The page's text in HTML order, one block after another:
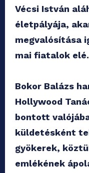
Vécsi István
életpályája,
megvalósítása
mai fiatalok elé.
Bokor Balázs
Hollywood
bontott
küldetésként
gyökerek,
emlékének